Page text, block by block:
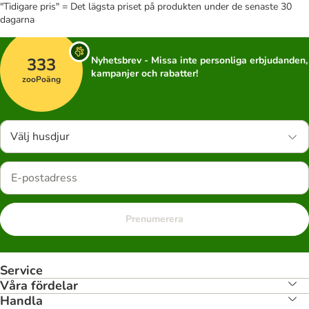
"Tidigare pris" = Det lägsta priset på produkten under de senaste 30
dagarna
333
zooPoäng
Nyhetsbrev - Missa inte personliga erbjudanden,
kampanjer och rabatter!
Välj husdjur
Prenumerera
Service
Våra fördelar
Handla